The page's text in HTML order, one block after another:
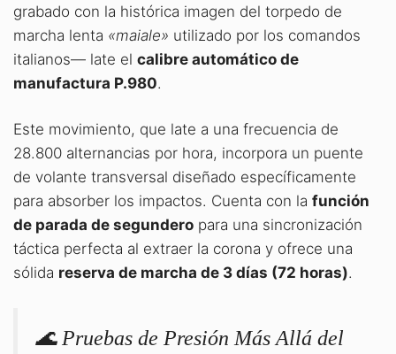
grabado con la histórica imagen del torpedo de
marcha lenta «maiale» utilizado por los comandos
italianos— late el calibre automático de
manufactura P.980.
Este movimiento, que late a una frecuencia de
28.800 alternancias por hora, incorpora un puente
de volante transversal diseñado específicamente
para absorber los impactos. Cuenta con la función
de parada de segundero para una sincronización
táctica perfecta al extraer la corona y ofrece una
sólida reserva de marcha de 3 días (72 horas).
🌊 Pruebas de Presión Más Allá del